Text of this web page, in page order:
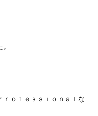
ｒｏｆｅｓｓｉｏｎａｌな